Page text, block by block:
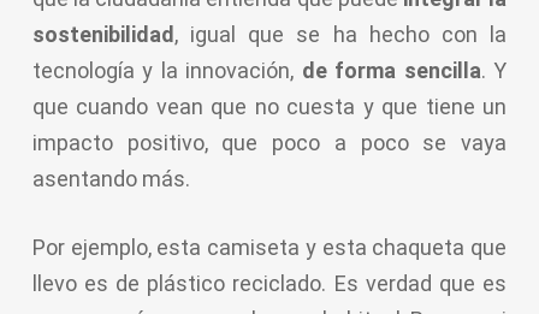
sostenibilidad, igual que se ha hecho con la
tecnología y la innovación, de forma sencilla. Y
que cuando vean que no cuesta y que tiene un
impacto positivo, que poco a poco se vaya
asentando más.
Por ejemplo, esta camiseta y esta chaqueta que
llevo es de plástico reciclado. Es verdad que es